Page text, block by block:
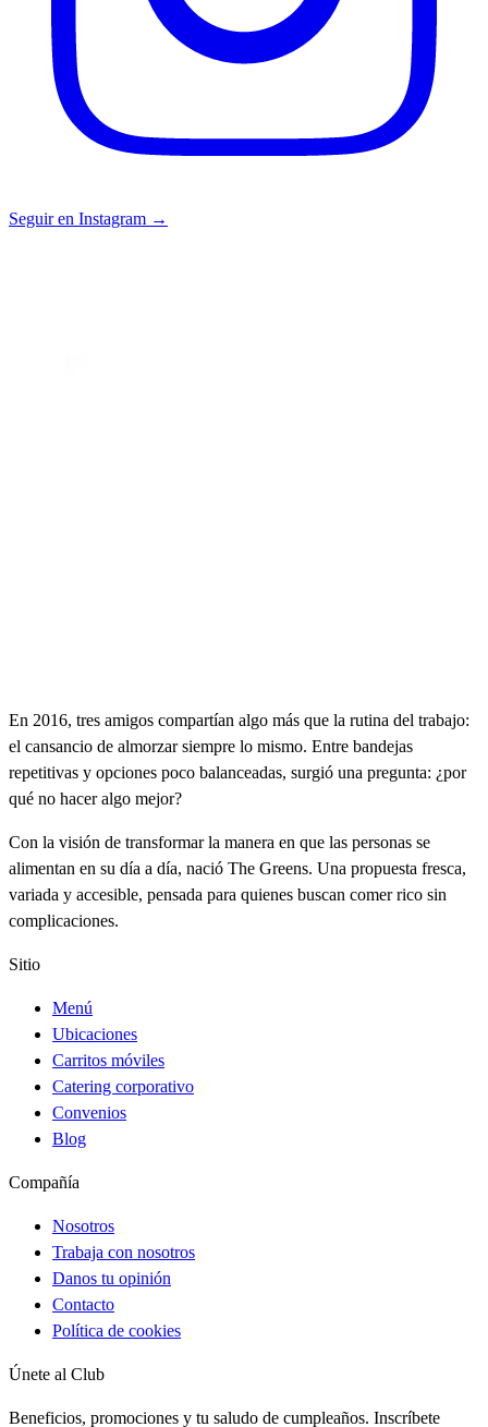
Seguir en Instagram →
En 2016, tres amigos compartían algo más que la rutina del trabajo:
el cansancio de almorzar siempre lo mismo. Entre bandejas
repetitivas y opciones poco balanceadas, surgió una pregunta: ¿por
qué no hacer algo mejor?
Con la visión de transformar la manera en que las personas se
alimentan en su día a día, nació The Greens. Una propuesta fresca,
variada y accesible, pensada para quienes buscan comer rico sin
complicaciones.
Sitio
Menú
Ubicaciones
Carritos móviles
Catering corporativo
Convenios
Blog
Compañía
Nosotros
Trabaja con nosotros
Danos tu opinión
Contacto
Política de cookies
Únete al Club
Beneficios, promociones y tu saludo de cumpleaños. Inscríbete